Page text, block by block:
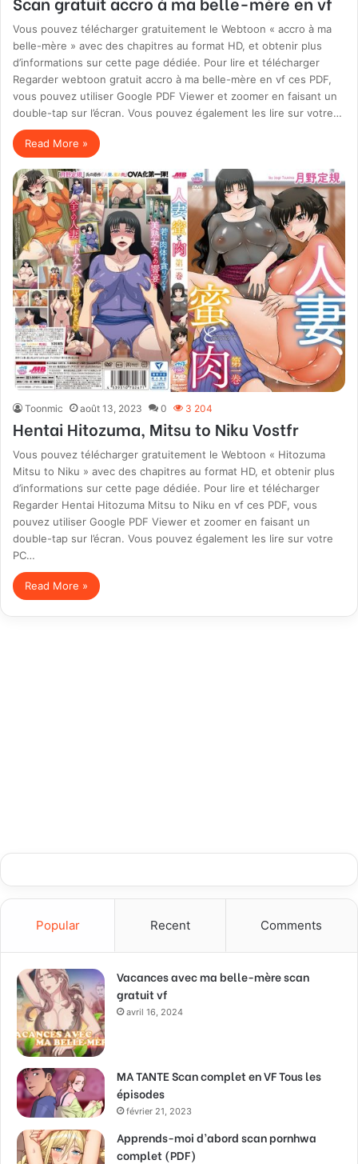
Vous pouvez télécharger gratuitement le Webtoon « accro à ma
belle-mère » avec des chapitres au format HD, et obtenir plus
d’informations sur cette page dédiée. Pour lire et télécharger
Regarder webtoon gratuit accro à ma belle-mère en vf ces PDF,
vous pouvez utiliser Google PDF Viewer et zoomer en faisant un
double-tap sur l’écran. Vous pouvez également les lire sur votre…
Read More »
Toonmic août 13, 2023 0 3 204
Hentai Hitozuma, Mitsu to Niku Vostfr
Vous pouvez télécharger gratuitement le Webtoon « Hitozuma
Mitsu to Niku » avec des chapitres au format HD, et obtenir plus
d’informations sur cette page dédiée. Pour lire et télécharger
Regarder Hentai Hitozuma Mitsu to Niku en vf ces PDF, vous
pouvez utiliser Google PDF Viewer et zoomer en faisant un
double-tap sur l’écran. Vous pouvez également les lire sur votre
PC…
Read More »
Popular Recent Comments
Vacances avec ma belle-mère scan
gratuit vf
avril 16, 2024
MA TANTE Scan complet en VF Tous les
épisodes
février 21, 2023
Apprends-moi d’abord scan pornhwa
complet (PDF)